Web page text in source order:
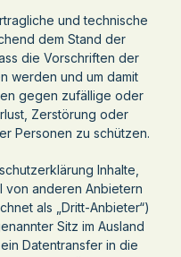
und technische
dem Stand der
die Vorschriften der
werden und um damit
gegen zufällige oder
Zerstörung oder
Personen zu schützen.
Inhalte,
anderen Anbietern
als „Dritt-Anbieter“)
Sitz im Ausland
Datentransfer in die